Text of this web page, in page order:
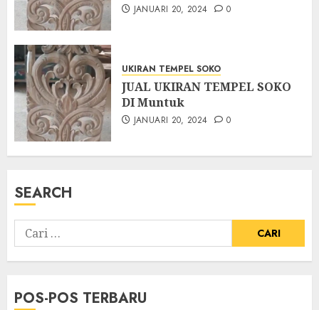
JANUARI 20, 2024 0
UKIRAN TEMPEL SOKO
JUAL UKIRAN TEMPEL SOKO
DI Muntuk
JANUARI 20, 2024 0
SEARCH
POS-POS TERBARU